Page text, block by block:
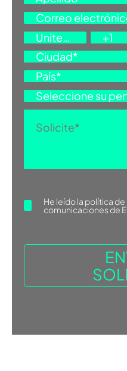
He leído la política
comunicaciones de